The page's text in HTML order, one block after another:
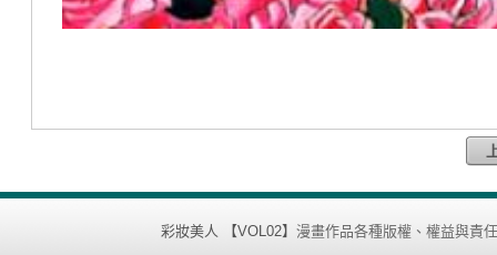
彩妝美人 【VOL02】 漫畫作品各種版權、權益與責